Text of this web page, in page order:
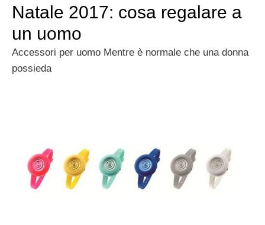
Natale 2017: cosa regalare a
un uomo
Accessori per uomo Mentre è normale che una donna
possieda